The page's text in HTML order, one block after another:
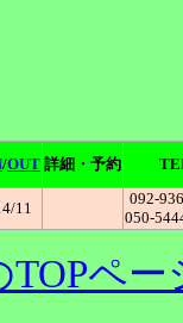
/OUT 詳細・予約
/11
092-
050-
ペー